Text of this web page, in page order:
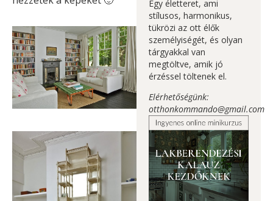
Egy életteret, ami
stílusos, harmonikus,
tükrözi az ott élők
személyiségét, és olyan
tárgyakkal van
megtöltve, amik jó
érzéssel töltenek el.
Elérhetőségünk:
otthonkommando@gmail.com